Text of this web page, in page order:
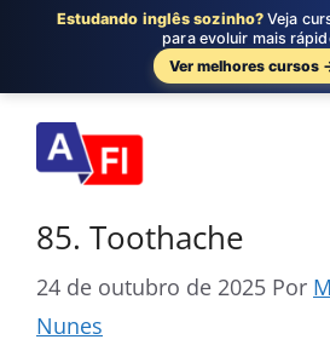
para
conteúdo
85. Toothache
24 de outubro de 2025 Por
Nunes
Estudando inglês sozinho? Veja
para evoluir mais
Ver melhores cursos